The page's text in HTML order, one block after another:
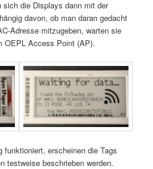
sich die Displays dann mit der
davon, ob man daran gedacht
Adresse mitzugeben, warten sie
OEPL Access Point (AP).
erscheinen die Tags
testweise beschrieben werden.